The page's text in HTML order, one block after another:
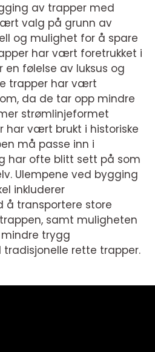
av trapper med
valg på grunn av
og mulighet for å spare
har vært foretrukket i
en følelse av luksus og
trapper har vært
da de tar opp mindre
strømlinjeformet
har vært brukt i historiske
må passe inn i
har ofte blitt sett på som
Ulempene ved bygging
inkluderer
å transportere store
samt muligheten
trygg
rette trapper.